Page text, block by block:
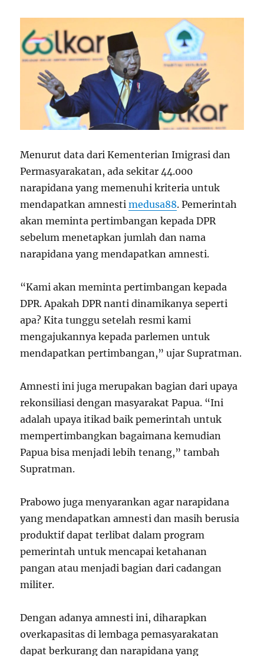
Menurut data dari Kementerian Imigrasi dan
Permasyarakatan, ada sekitar 44.000
narapidana yang memenuhi kriteria untuk
mendapatkan amnestimedusa88. Pemerintah
akan meminta pertimbangan kepada DPR
sebelum menetapkan jumlah dan nama
narapidana yang mendapatkan amnesti.
“Kami akan meminta pertimbangan kepada
DPR. Apakah DPR nanti dinamikanya seperti
apa? Kita tunggu setelah resmi kami
mengajukannya kepada parlemen untuk
mendapatkan pertimbangan,” ujar Supratman.
Amnesti ini juga merupakan bagian dari upaya
rekonsiliasi dengan masyarakat Papua. “Ini
adalah upaya itikad baik pemerintah untuk
mempertimbangkan bagaimana kemudian
Papua bisa menjadi lebih tenang,” tambah
Supratman.
Prabowo juga menyarankan agar narapidana
yang mendapatkan amnesti dan masih berusia
produktif dapat terlibat dalam program
pemerintah untuk mencapai ketahanan
pangan atau menjadi bagian dari cadangan
militer.
Dengan adanya amnesti ini, diharapkan
overkapasitas di lembaga pemasyarakatan
dapat berkurang dan narapidana yang